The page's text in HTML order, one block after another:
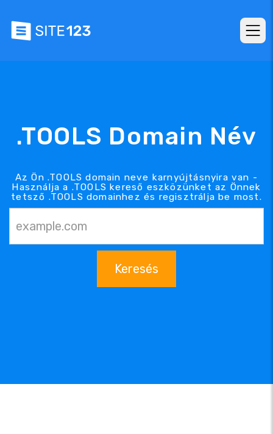
.TOOLS Domain Név
Az Ön .TOOLS domain neve karnyújtásnyira van -
Használja a .TOOLS kereső eszközünket az Önnek
tetsző .TOOLS domainhez és regisztrálja be most.
Keresés